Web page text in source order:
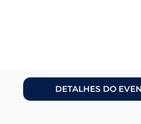
DETALHES DO